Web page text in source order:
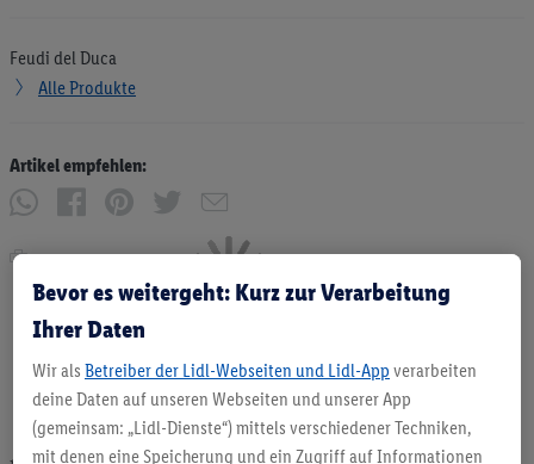
Feudi del Duca
Alle Produkte
Artikel empfehlen:
Drucken
Bevor es weitergeht: Kurz zur Verarbeitung
Ihrer Daten
Wir als Betreiber der Lidl-Webseiten und Lidl-App verarbeiten
deine Daten auf unseren Webseiten und unserer App
(gemeinsam: „Lidl-Dienste“) mittels verschiedener Techniken,
mit denen eine Speicherung und ein Zugriff auf Informationen